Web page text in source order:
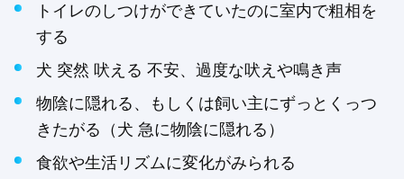
トイレのしつけができていたのに室内で粗相を
する
犬 突然 吠える 不安、過度な吠えや鳴き声
物陰に隠れる、もしくは飼い主にずっとくっつ
きたがる（犬 急に物陰に隠れる）
食欲や生活リズムに変化がみられる